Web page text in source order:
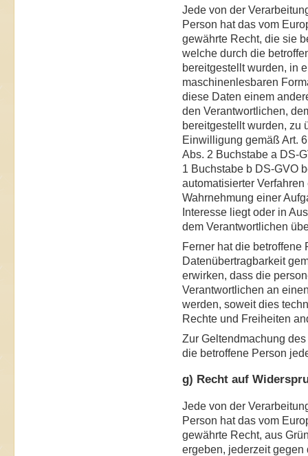
Jede von der
Person hat das vom
gewährte Recht, die sie
welche durch die
bereitgestellt wurden, in
maschinenlesbaren
diese Daten einem
den Verantwortlichen,
bereitgestellt wurden, zu
Einwilligung gemäß Art.
Abs. 2 Buchstabe a DS-
1 Buchstabe b DS-GVO
automatisierter
Wahrnehmung einer
Interesse liegt oder in
dem Verantwortlichen
Ferner hat die betroffene
Datenübertragbarkeit
erwirken, dass die
Verantwortlichen an
werden, soweit dies
Rechte und Freiheiten
Zur Geltendmachung
die betroffene Person
g) Recht auf
Jede von der
Person hat das vom
gewährte Recht, aus
ergeben, jederzeit gegen